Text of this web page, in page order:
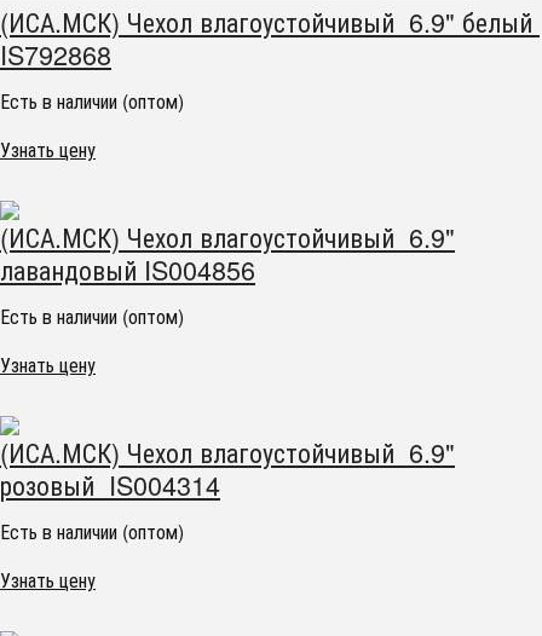
(ИСА.МСК) Чехол влагоустойчивый 6.9" белый
IS792868
Есть в наличии (оптом)
Узнать цену
(ИСА.МСК) Чехол влагоустойчивый 6.9"
лавандовый IS004856
Есть в наличии (оптом)
Узнать цену
(ИСА.МСК) Чехол влагоустойчивый 6.9"
розовый IS004314
Есть в наличии (оптом)
Узнать цену